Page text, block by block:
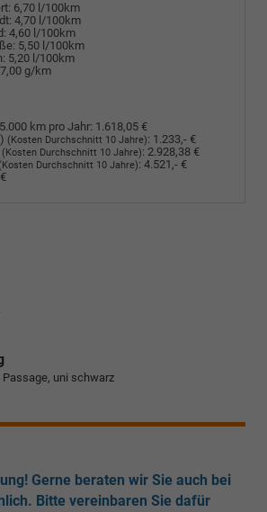
6,70 l/100km
4,70 l/100km
4,60 l/100km
5,50 l/100km
5,20 l/100km
g/km
km pro Jahr: 1.618,05 €
(Kosten Durchschnitt 10 Jahre): 1.233,- €
(Kosten Durchschnitt 10 Jahre): 2.928,38 €
(Kosten Durchschnitt 10 Jahre): 4.521,- €
uni schwarz
Gerne beraten wir Sie auch bei
Bitte vereinbaren Sie dafür